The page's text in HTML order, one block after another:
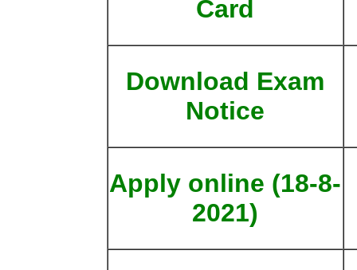
Card
Download Exam
Notice
Apply online (18-8-
2021)